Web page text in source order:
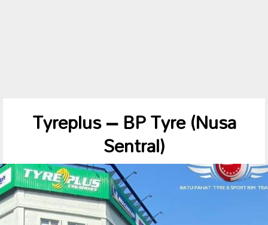
Tyreplus – BP Tyre (Nusa
Sentral)